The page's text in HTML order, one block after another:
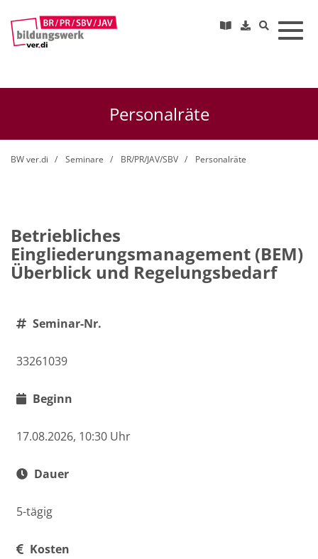
Personalräte
BW ver.di Seminare BR/PR/JAV/SBV Personalräte
Betriebliches
Eingliederungsmanagement (BEM)
Überblick und Regelungsbedarf
Seminar-Nr.
33261039
Beginn
17.08.2026, 10:30 Uhr
Dauer
5-tägig
Kosten